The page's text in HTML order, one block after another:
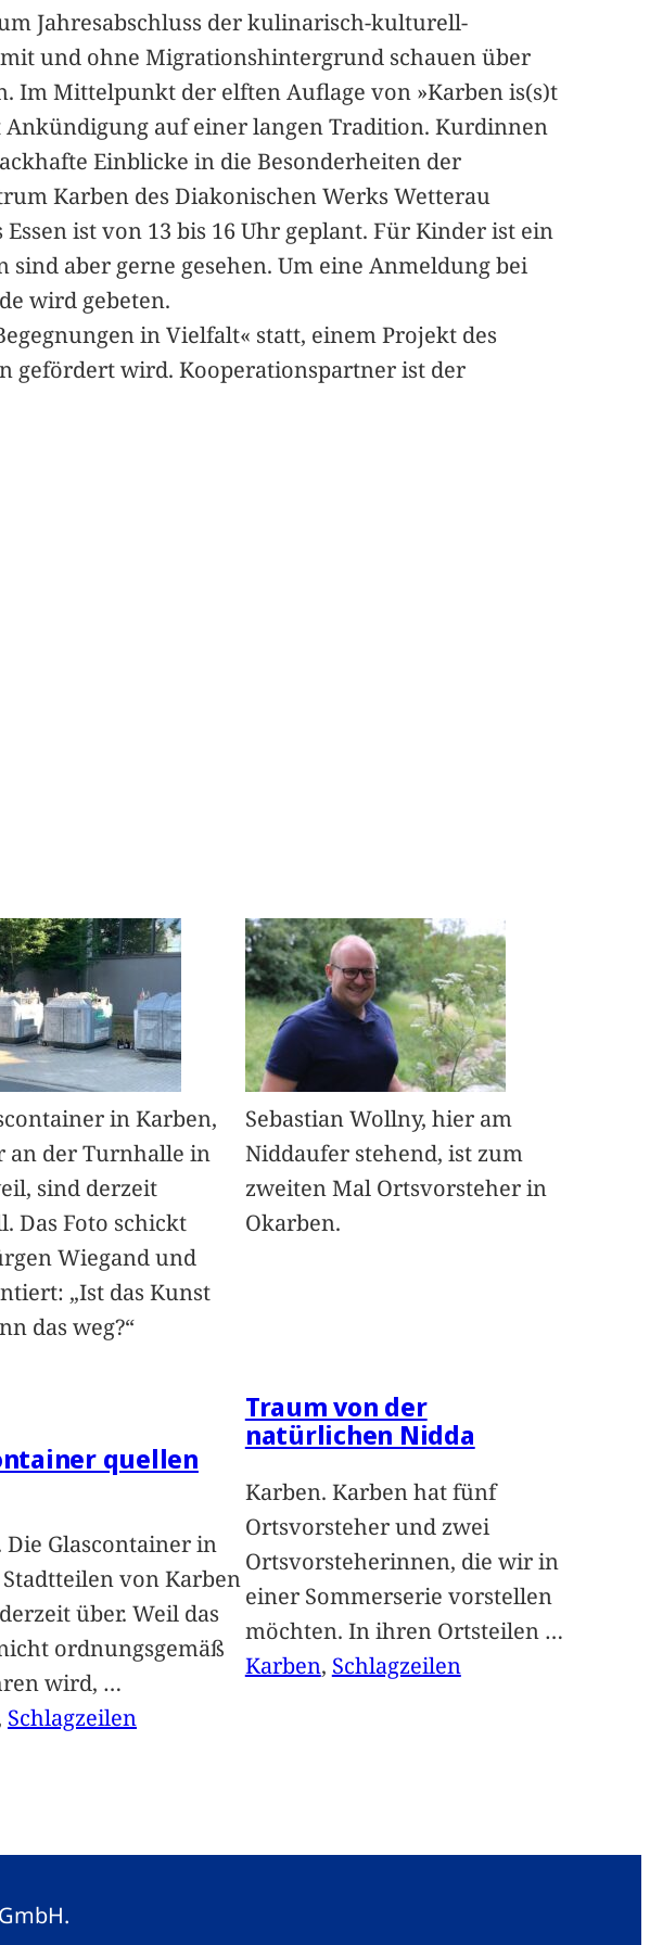
Jahresabschluss der kulinarisch-kulturell-
und ohne Migrationshintergrund schauen über
Im Mittelpunkt der elften Auflage von »Karben is(s)t
auf einer langen Tradition. Kurdinnen
Einblicke in die Besonderheiten der
Karben des Diakonischen Werks Wetterau
ist von 13 bis 16 Uhr geplant. Für Kinder ist ein
aber gerne gesehen. Um eine Anmeldung bei
wird gebeten.
in Vielfalt« statt, einem Projekt des
gefördert wird. Kooperationspartner ist der
in Karben,
an der Turnhalle in
sind derzeit
Das Foto schickt
Wiegand und
„Ist das Kunst
das weg?“
quellen
Die Glascontainer in
von Karben
über. Weil das
ordnungsgemäß
wird, …
Schlagzeilen
Sebastian Wollny, hier am
Niddaufer stehend, ist zum
zweiten Mal Ortsvorsteher in
Okarben.
Traum von der
natürlichen Nidda
Karben. Karben hat fünf
Ortsvorsteher und zwei
Ortsvorsteherinnen, die wir in
einer Sommerserie vorstellen
möchten. In ihren Ortsteilen …
Karben, Schlagzeilen